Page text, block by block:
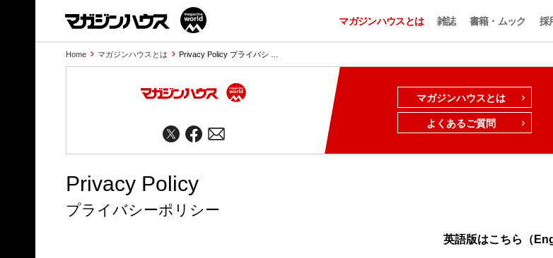
マガジンハウスとは 雑誌 書籍・ムック 採
Home マガジンハウスとは Privacy Policy プライバシ …
マガジンハウスとは
よくあるご質問
Privacy Policy
プライバシーポリシー
英語版はこちら（